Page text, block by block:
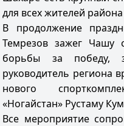
для всех жителей
В продолжение
Темрезов зажег Чашу
борьбы за
руководитель региона
нового
«Ногайстан» Рустаму
Все мероприятие